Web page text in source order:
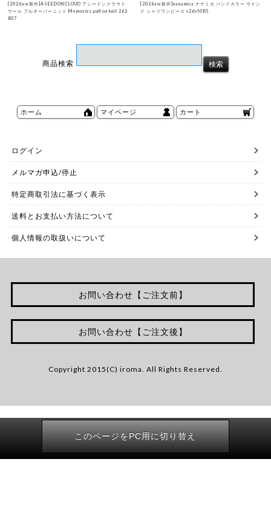
[2026aw新作]ASEEDONCLOUD アシードンクラウド
ウール プルオーバーニット Memories pull on knit 262
807
[2026aw新作]nanamica ナナミカ バンドカラー ウイン
ド シャツワンピース s26sf085
商品検索
ホーム マイページ カート
ログイン
メルマガ申込/停止
特定商取引法に基づく表示
送料とお支払い方法について
個人情報の取扱いについて
お問い合わせ【ご注文前】
お問い合わせ【ご注文後】
Copyright 2015(C) iroma. All Rights Reserved.
このページをPC用に切り替え